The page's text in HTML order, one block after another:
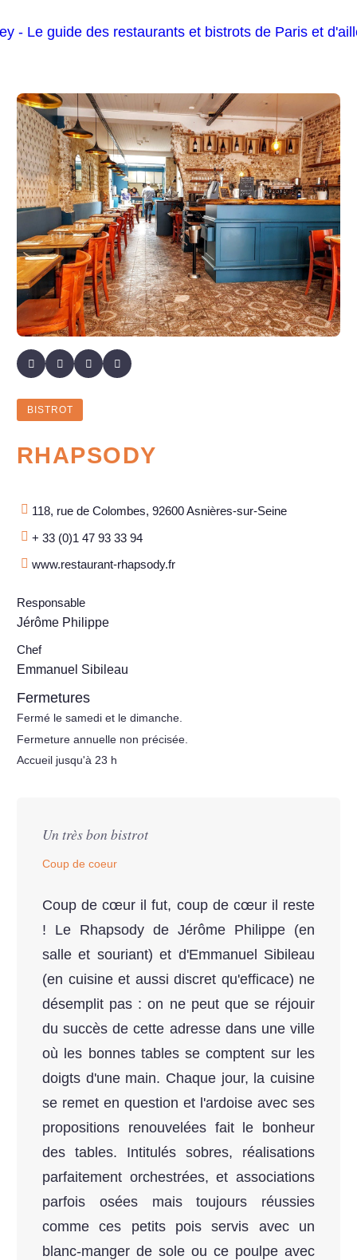
BISTROT
RHAPSODY
118, rue de Colombes, 92600 Asnières-sur-Seine
+ 33 (0)1 47 93 33 94
www.restaurant-rhapsody.fr
Responsable
Jérôme Philippe
Chef
Emmanuel Sibileau
Fermetures
Fermé le samedi et le dimanche.
Fermeture annuelle non précisée.
Accueil jusqu'à 23 h
Un très bon bistrot
Coup de coeur
Coup de cœur il fut, coup de cœur il reste
! Le Rhapsody de Jérôme Philippe (en
salle et souriant) et d'Emmanuel Sibileau
(en cuisine et aussi discret qu'efficace) ne
désemplit pas : on ne peut que se réjouir
du succès de cette adresse dans une ville
où les bonnes tables se comptent sur les
doigts d'une main. Chaque jour, la cuisine
se remet en question et l'ardoise avec ses
propositions renouvelées fait le bonheur
des tables. Intitulés sobres, réalisations
parfaitement orchestrées, et associations
parfois osées mais toujours réussies
comme ces petits pois servis avec un
blanc-manger de sole ou ce poulpe avec